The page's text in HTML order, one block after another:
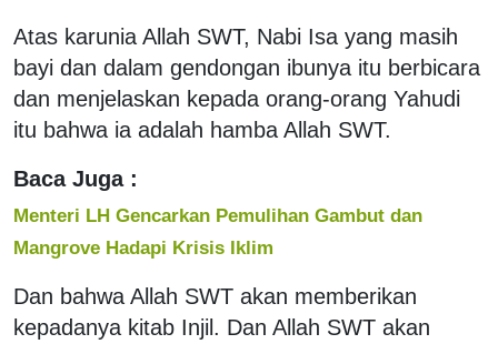
Atas karunia Allah SWT, Nabi Isa yang masih
bayi dan dalam gendongan ibunya itu berbicara
dan menjelaskan kepada orang-orang Yahudi
itu bahwa ia adalah hamba Allah SWT.
Baca Juga :
Menteri LH Gencarkan Pemulihan Gambut dan
Mangrove Hadapi Krisis Iklim
Dan bahwa Allah SWT akan memberikan
kepadanya kitab Injil. Dan Allah SWT akan